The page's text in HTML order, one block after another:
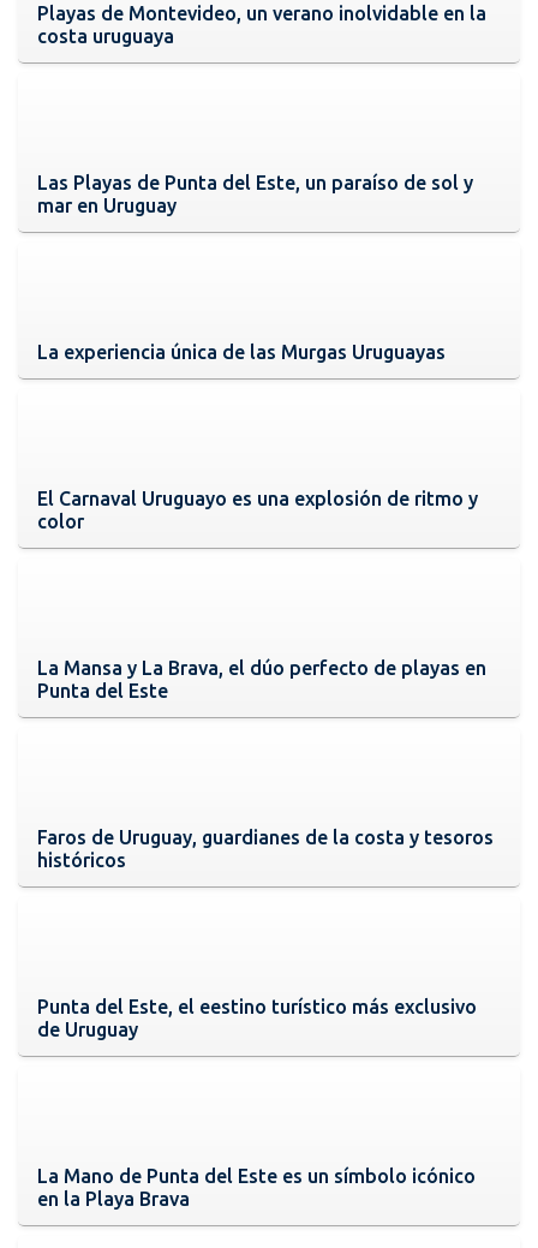
Playas de Montevideo, un verano inolvidable en la
costa uruguaya
Las Playas de Punta del Este, un paraíso de sol y
mar en Uruguay
La experiencia única de las Murgas Uruguayas
El Carnaval Uruguayo es una explosión de ritmo y
color
La Mansa y La Brava, el dúo perfecto de playas en
Punta del Este
Faros de Uruguay, guardianes de la costa y tesoros
históricos
Punta del Este, el eestino turístico más exclusivo
de Uruguay
La Mano de Punta del Este es un símbolo icónico
en la Playa Brava